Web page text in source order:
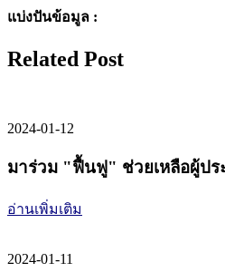
แบ่งปันข้อมูล :
Related Post
2024-01-12
มาร่วม "ฟื้นฟู" ช่วยเหลือผู้ปร
อ่านเพิ่มเติม
2024-01-11